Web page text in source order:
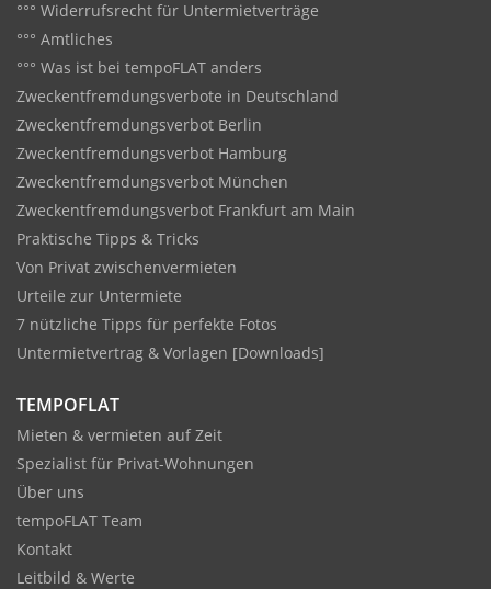
°°° Widerrufsrecht für Untermietverträge
°°° Amtliches
°°° Was ist bei tempoFLAT anders
Zweckentfremdungsverbote in Deutschland
Zweckentfremdungsverbot Berlin
Zweckentfremdungsverbot Hamburg
Zweckentfremdungsverbot München
Zweckentfremdungsverbot Frankfurt am Main
Praktische Tipps & Tricks
Von Privat zwischenvermieten
Urteile zur Untermiete
7 nützliche Tipps für perfekte Fotos
Untermietvertrag & Vorlagen [Downloads]
TEMPOFLAT
Mieten & vermieten auf Zeit
Spezialist für Privat-Wohnungen
Über uns
tempoFLAT Team
Kontakt
Leitbild & Werte